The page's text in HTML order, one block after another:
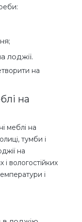
лоджії.
на
на
меблі на
тумби і
на
вологостійких
і